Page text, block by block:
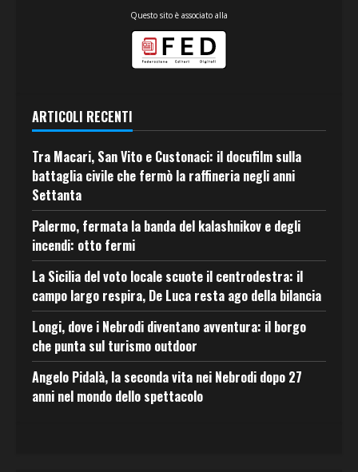
Questo sito è associato alla
ARTICOLI RECENTI
Tra Macari, San Vito e Custonaci: il docufilm sulla
battaglia civile che fermò la raffineria negli anni
Settanta
Palermo, fermata la banda del kalashnikov e degli
incendi: otto fermi
La Sicilia del voto locale scuote il centrodestra: il
campo largo respira, De Luca resta ago della bilancia
Longi, dove i Nebrodi diventano avventura: il borgo
che punta sul turismo outdoor
Angelo Pidalà, la seconda vita nei Nebrodi dopo 27
anni nel mondo dello spettacolo